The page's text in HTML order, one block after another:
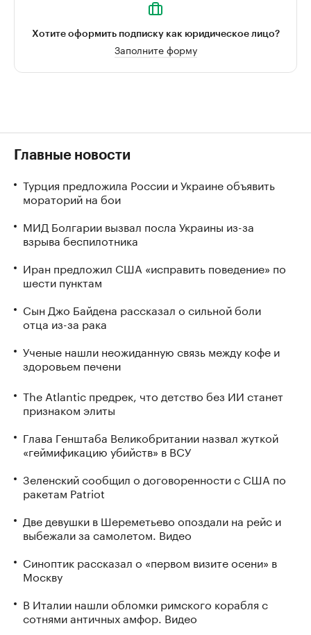
Хотите оформить подписку как юридическое лицо?
Заполните форму
Главные новости
Турция предложила России и Украине объявить
мораторий на бои
МИД Болгарии вызвал посла Украины из-за
взрыва беспилотника
Иран предложил США «исправить поведение» по
шести пунктам
Сын Джо Байдена рассказал о сильной боли
отца из-за рака
Ученые нашли неожиданную связь между кофе и
здоровьем печени
The Atlantic предрек, что детство без ИИ станет
признаком элиты
Глава Генштаба Великобритании назвал жуткой
«геймификацию убийств» в ВСУ
Зеленский сообщил о договоренности с США по
ракетам Patriot
Две девушки в Шереметьево опоздали на рейс и
выбежали за самолетом. Видео
Синоптик рассказал о «первом визите осени» в
Москву
В Италии нашли обломки римского корабля с
сотнями античных амфор. Видео